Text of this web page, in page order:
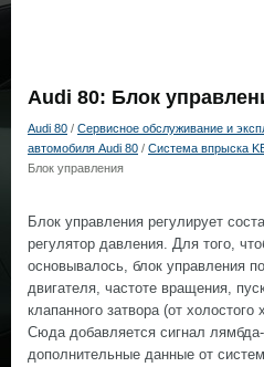
Audi 80: Блок
Audi 80 / Сервисное обслуживание и
автомобиля Audi 80 / Система впрыска
Блок управления
Блок управления регулирует
регулятор давления. Для того,
основывалось, блок управления
двигателя, частоте вращения,
клапанного затвора (от холостого
Сюда добавляется сигнал
дополнительные данные от